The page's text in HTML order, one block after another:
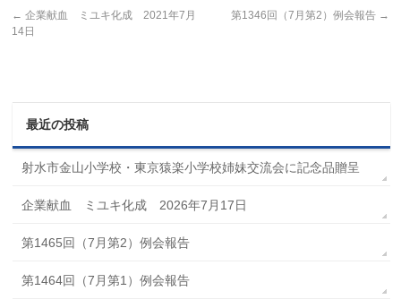
← 企業献血 ミユキ化成 2021年7月
14日
第1346回（7月第2）例会報告 →
最近の投稿
射水市金山小学校・東京猿楽小学校姉妹交流会に記念品贈呈
企業献血 ミユキ化成 2026年7月17日
第1465回（7月第2）例会報告
第1464回（7月第1）例会報告